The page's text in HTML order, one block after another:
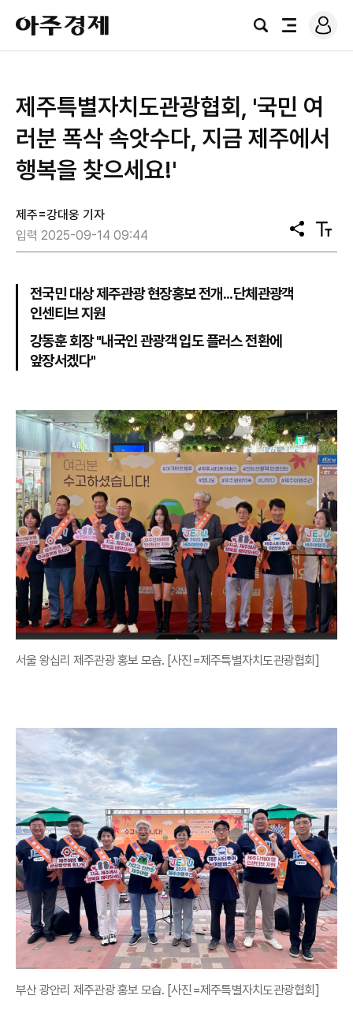
아
주
경
검
전
로
그
제주특별자치도관광협회, '국민 여
러분 폭삭 속앗수다, 지금 제주에서
행복을 찾으세요!'
제주=강대웅 기자
입력 2025-09-14 09:44
공
유
텍
스
전국민 대상 제주관광 현장홍보 전개...단체관광객
인센티브 지원
강동훈 회장 "내국인 관광객 입도 플러스 전환에
앞장서겠다"
서울 왕십리 제주관광 홍보 모습. [사진=제주특별자치도관광협회]
부산 광안리 제주관광 홍보 모습. [사진=제주특별자치도관광협회]